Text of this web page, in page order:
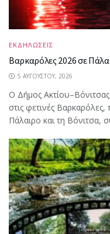
ΕΚΔΗΛΩΣΕΙΣ
Βαρκαρόλες 2026 σε
5 ΑΥΓΟΎΣΤΟΥ, 2026
Ο Δήμος Ακτίου–Βόνιτσας
στις φετινές
Πάλαιρο και τη Βόνιτσα,